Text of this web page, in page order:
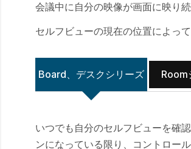
会議中に自分の映像が画面に映り
セルフビューの現在の位置によっ
Board、デスクシリーズ Room
いつでも自分のセルフビューを確
ンになっている限り、コントロー